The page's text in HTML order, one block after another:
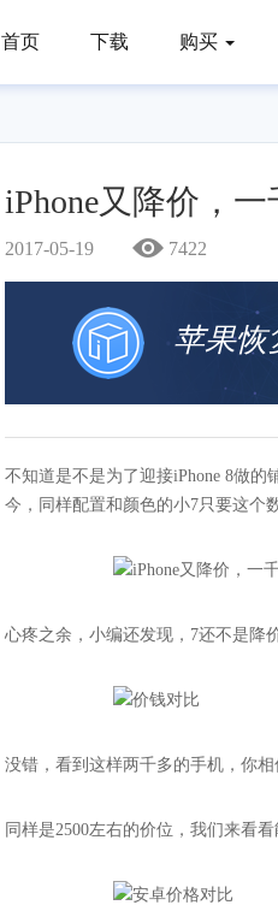
首页 下载 购买
iPhone又降价，一
2017-05-19 7422
苹果
不知道是不是为了迎接iPhone 8做的
今，同样配置和颜色的小7只要这个
心疼之余，小编还发现，7还不是降
没错，看到这样两千多的手机，你相
同样是2500左右的价位，我们来看看